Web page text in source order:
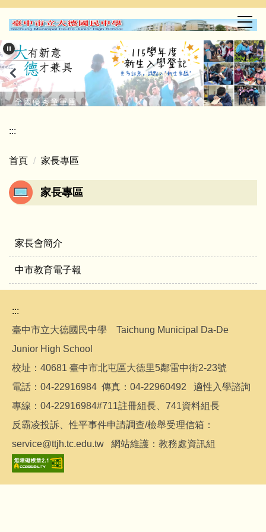
跳
到
要
內
容
區
:::
首頁 家長專區
家長專區
家長會簡介
中市教育電子報
:::
臺中市立大德國民中學 Taichung Municipal Da-De
Junior High School
校址：40681 臺中市北屯區大德里5鄰雷中街2-23號
電話：04-22916984 傳真：04-22960492 適性入學諮詢
專線：04-22916984#711註冊組長、741資料組長
反霸凌投訴、性平事件申請調查/檢舉受理信箱：
service@ttjh.tc.edu.tw 網站維護：教務處資訊組